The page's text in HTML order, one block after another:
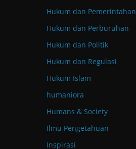
Hukum dan Pemerintahan
Hukum dan Perburuhan
Hukum dan Politik
Hukum dan Regulasi
Hukum Islam
humaniora
Humans & Society
Ilmu Pengetahuan
Inspirasi